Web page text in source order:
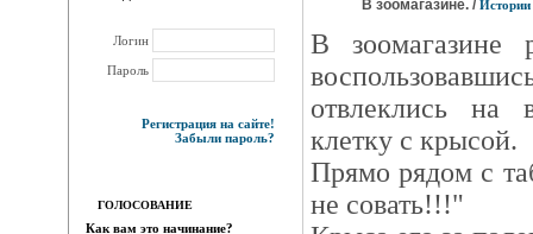
Логин
Пароль
Регистрация на сайте!
Забыли пароль?
ГОЛОСОВАНИЕ
Как вам это начинание?
В зоомагазине. / Истории
В зоомагазине
отвлеклись на
клетку с крысой.
Прямо рядом с
не совать!!!"